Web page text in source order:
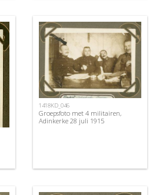
1418KD_046
Groepsfoto met 4 militairen,
Adinkerke 28 juli 1915